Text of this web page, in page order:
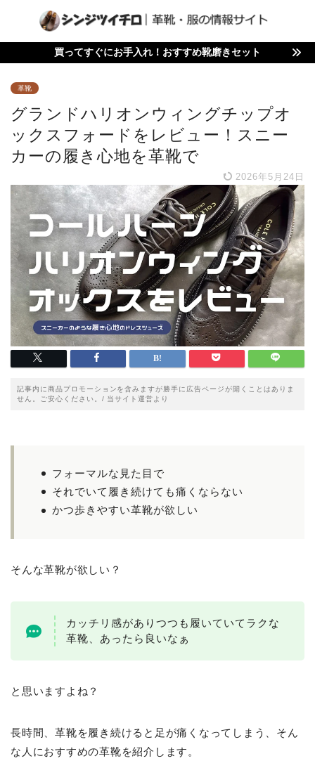
買ってすぐにお手入れ！おすすめ靴磨きセット
革靴
グランドハリオンウィングチップオ
ックスフォードをレビュー！スニー
カーの履き心地を革靴で
2026年5月24日
記事内に商品プロモーションを含みますが勝手に広告ページが開くことはありま
せん。ご安心ください。/ 当サイト運営より
フォーマルな見た目で
それでいて履き続けても痛くならない
かつ歩きやすい革靴が欲しい
そんな革靴が欲しい？
カッチリ感がありつつも履いていてラクな
革靴、あったら良いなぁ
と思いますよね？
長時間、革靴を履き続けると足が痛くなってしまう、そん
な人におすすめの革靴を紹介します。